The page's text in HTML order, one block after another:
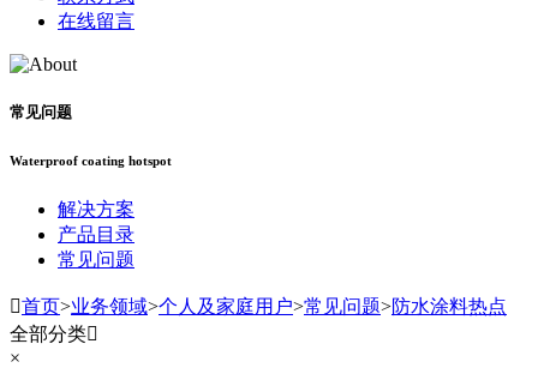
在线留言
常见问题
Waterproof coating hotspot
解决方案
产品目录
常见问题
首页>业务领域>个人及家庭用户>常见问题>防水涂料热点
全部分类
×